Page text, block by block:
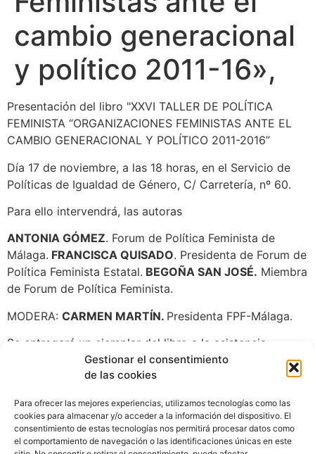
Gestionar el consentimiento
de las cookies
Para ofrecer las mejores experiencias, utilizamos tecnologías como las
cookies para almacenar y/o acceder a la información del dispositivo. El
consentimiento de estas tecnologías nos permitirá procesar datos como
el comportamiento de navegación o las identificaciones únicas en este
cambio generacional
y político 2011-16»,
Presentación del libro "XXVI TALLER DE POLÍTICA
FEMINISTA “ORGANIZACIONES FEMINISTAS ANTE EL
CAMBIO GENERACIONAL Y POLÍTICO 2011-2016”
Día 17 de noviembre, a las 18 horas, en el Servicio de
Políticas de Igualdad de Género, C/ Carretería, nº 60.
Para ello intervendrá, las autoras
ANTONIA GÓMEZ. Forum de Política Feminista de
Málaga. FRANCISCA QUISADO. Presidenta de Forum de
Política Feminista Estatal. BEGOÑA SAN JOSÉ. Miembra
de Forum de Política Feminista.
MODERA: CARMEN MARTÍN. Presidenta FPF-Málaga.
Se entregará un ejemplar del libro a la asistencia.